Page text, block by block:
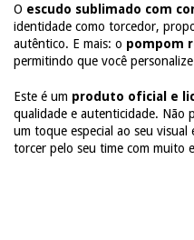
O escudo sublimado com
identidade como torcedor,
autêntico. E mais: o pompom
permitindo que você
Este é um produto oficial e
qualidade e autenticidade. Não
um toque especial ao seu visual
torcer pelo seu time com muito